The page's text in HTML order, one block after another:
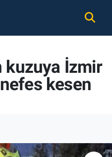
kuzuya İzmir
kesen
ve Fikstür